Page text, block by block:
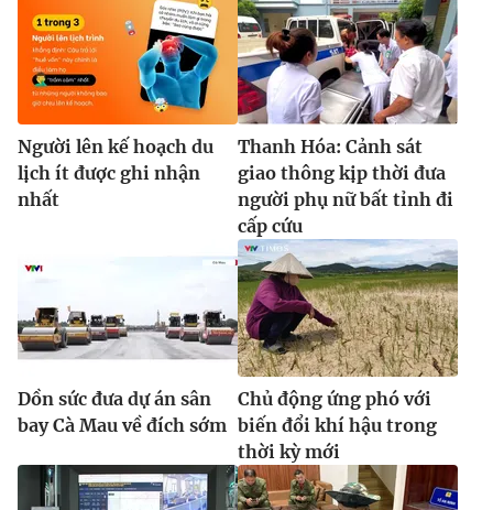
Người lên kế hoạch du
lịch ít được ghi nhận
nhất
Thanh Hóa: Cảnh sát
giao thông kịp thời đưa
người phụ nữ bất tỉnh đi
cấp cứu
Dồn sức đưa dự án sân
bay Cà Mau về đích sớm
Chủ động ứng phó với
biến đổi khí hậu trong
thời kỳ mới